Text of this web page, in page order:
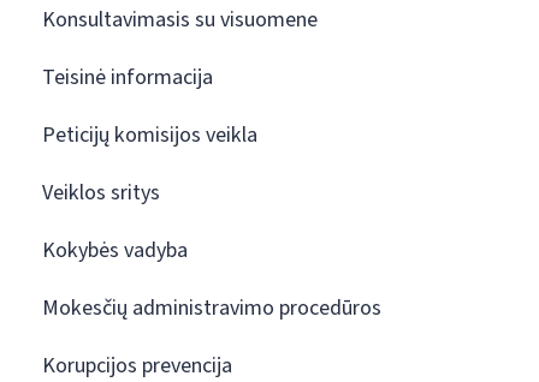
Konsultavimasis su visuomene
Teisinė informacija
Peticijų komisijos veikla
Veiklos sritys
Kokybės vadyba
Mokesčių administravimo procedūros
Korupcijos prevencija